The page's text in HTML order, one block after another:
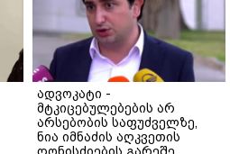
ადვოკატი -
მტკიცებულებების არ
არსებობის საფუძველზე,
ნია იმნაძის აღკვეთის